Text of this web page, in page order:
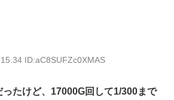
ID:aC8SUFZc0XMAS
ったけど、17000G回して1/300まで